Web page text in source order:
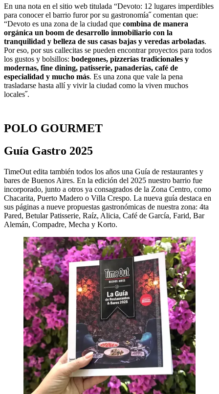
En una nota en el sitio web titulada “Devoto: 12 lugares imperdibles
para conocer el barrio furor por su gastronomía˝ comentan que:
“Devoto es una zona de la ciudad que combina de manera
orgánica un boom de desarrollo inmobiliario con la
tranquilidad y belleza de sus casas bajas y veredas arboladas.
Por eso, por sus callecitas se pueden encontrar proyectos para todos
los gustos y bolsillos: bodegones, pizzerías tradicionales y
modernas, fine dining, patisserie, panaderías, café de
especialidad y mucho más. Es una zona que vale la pena
trasladarse hasta allí y vivir la ciudad como la viven muchos
locales˝.
POLO GOURMET
Guía Gastro 2025
TimeOut edita también todos los años una Guía de restaurantes y
bares de Buenos Aires. En la edición del 2025 nuestro barrio fue
incorporado, junto a otros ya consagrados de la Zona Centro, como
Chacarita, Puerto Madero o Villa Crespo. La nueva guía destaca en
sus páginas a nueve propuestas gastronómicas de nuestra zona: 4ta
Pared, Betular Patisserie, Raíz, Alicia, Café de García, Farid, Bar
Alemán, Compadre, Mecha y Korto.